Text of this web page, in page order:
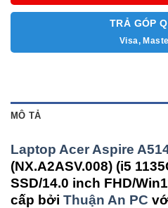
TRẢ GÓP
Visa,
MÔ TẢ
Laptop Acer Aspire
(NX.A2ASV.008) (i5
SSD/14.0 inch FHD/
cấp bởi Thuận An PC